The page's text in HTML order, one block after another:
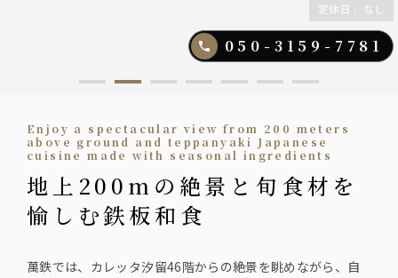
050-3159-7781
定休日 : なし
Enjoy a spectacular view from 200 meters
above ground and teppanyaki Japanese
cuisine made with seasonal ingredients
地上200mの絶景と旬食材を
愉しむ鉄板和食
萬鉄では、カレッタ汐留46階からの絶景を眺めながら、自